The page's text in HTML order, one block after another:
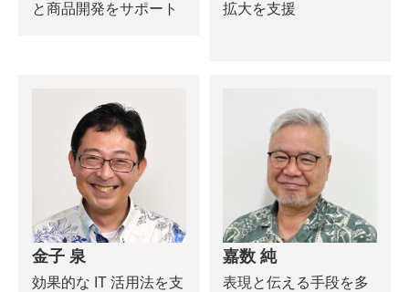
と商品開発をサポート
拡大を支援
金子 泉
効果的な IT 活用法を支
嘉数 純
表現と伝える手段を多